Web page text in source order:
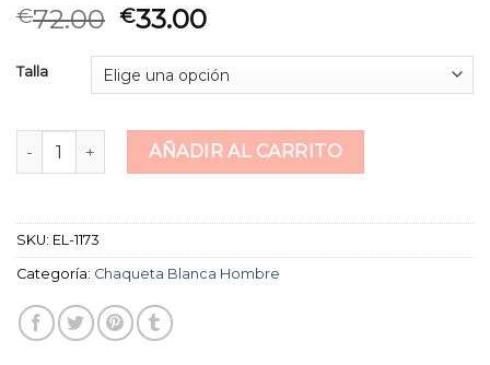
€72.00 €33.00
Talla
chaqueta blanca hombre cantidad
AÑADIR AL CARRITO
SKU: EL-1173
Categoría: Chaqueta Blanca Hombre